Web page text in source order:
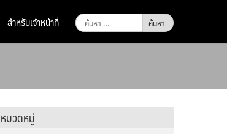
ค้นหา
สำหรับ:
สำหรับเจ้าหน้าที่
หมวดหมู่